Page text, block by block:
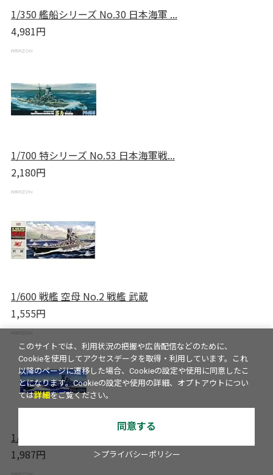
1/350 艦船シリーズ No.30 日本海軍 ...
4,981円
1/700 特シリーズ No.53 日本海軍戦...
2,180円
1/600 戦艦 空母 No.2 戦艦 武蔵
1,555円
1/700 超弩級戦艦 武蔵 レイテ沖海戦...
1,987円
このサイトでは、利用状況の把握や広告配信などのために、
Cookieを使用してアクセスデータを取得・利用しています。これ
以降のページに遷移した場合、Cookieの設定や使用に同意したこ
とになります。Cookieの設定や使用の詳細、オプトアウトについ
ては詳細をご覧ください。
同意する
＞プライバシーポリシー